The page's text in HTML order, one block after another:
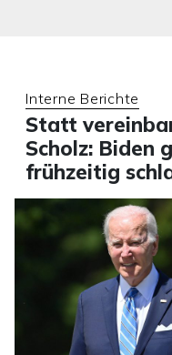
Interne Berichte
Statt
Scholz: Biden
frühzeitig